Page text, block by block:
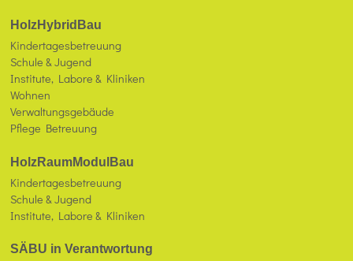
HolzHybridBau
Kindertagesbetreuung
Schule & Jugend
Institute, Labore & Kliniken
Wohnen
Verwaltungsgebäude
Pflege Betreuung
HolzRaumModulBau
Kindertagesbetreuung
Schule & Jugend
Institute, Labore & Kliniken
SÄBU in Verantwortung